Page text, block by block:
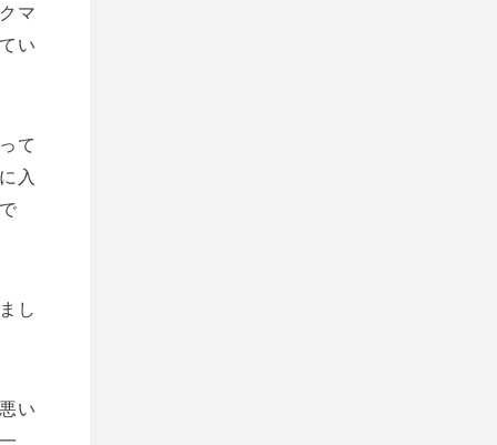
マ
い
て
入
し
い